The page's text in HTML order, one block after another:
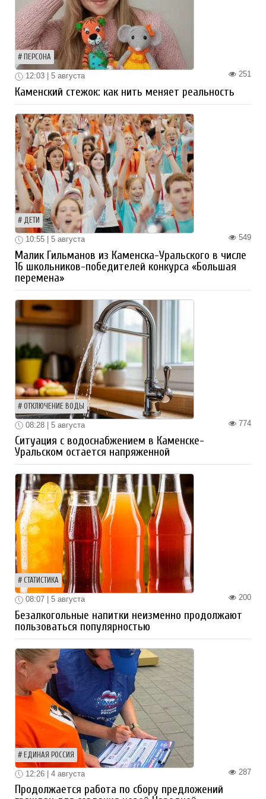
ПЕРСОНА
251
12:03 | 5 августа
Каменский стежок: как нить меняет реальность
ДЕТИ
549
10:55 | 5 августа
Малик Гильманов из Каменска-Уральского в числе
16 школьников-победителей конкурса «Большая
перемена»
ОТКЛЮЧЕНИЕ ВОДЫ
774
08:28 | 5 августа
Ситуация с водоснабжением в Каменске-
Уральском остается напряженной
СТАТИСТИКА
200
08:07 | 5 августа
Безалкогольные напитки неизменно продолжают
пользоваться популярностью
ЕДИНАЯ РОССИЯ
287
12:26 | 4 августа
Продолжается работа по сбору предложений